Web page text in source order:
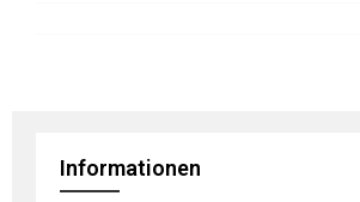
Informationen